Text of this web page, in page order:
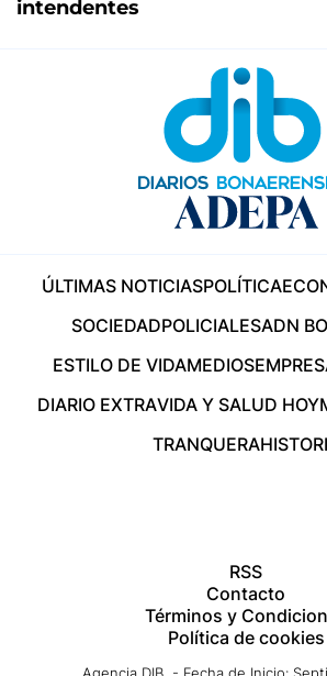
intendentes
ÚLTIMAS NOTICIASPOLÍTICA
SOCIEDADPOLICIALESADN
ESTILO DE VIDAMEDIOS
DIARIO EXTRAVIDA Y SALUD HOY
TRANQUERA
RSS
Contacto
Términos y
Política de cookies